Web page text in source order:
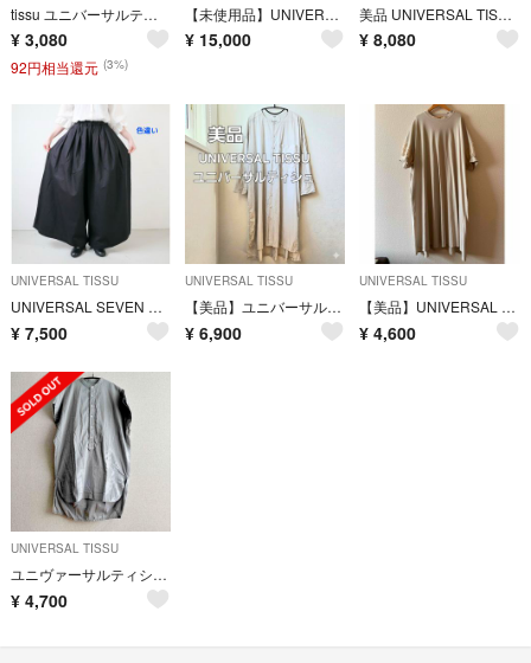
tissu ユニバーサルティシュ リネンコットン シルク ワンピース
¥ 3,080
92円相当還元 (3%)
【未使用品】UNIVERSAL TISSU トレンチコート スプリングコート
¥ 15,000
美品 UNIVERSAL TISSU タックパンツ イージーパンツ マスタード
¥ 8,080
UNIVERSAL TISSU
UNIVERSAL SEVEN コットンラミーツイルキュロット 90
¥ 7,500
UNIVERSAL TISSU
【美品】ユニバーサルティシュ シャツドレス ロング シャツ ワンピース
¥ 6,900
UNIVERSAL TISSU
【美品】UNIVERSAL SEVEN半袖ワンピース ベージュ系
¥ 4,600
UNIVERSAL TISSU
ユニヴァーサルティシュ チュニック
¥ 4,700